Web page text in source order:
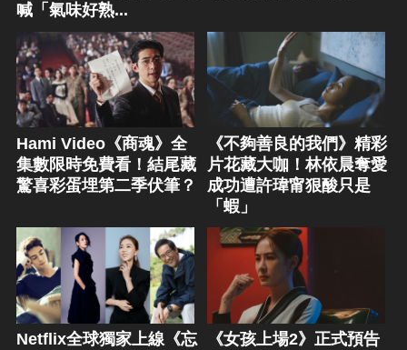
喊「氣味好熟...
Hami Video《商魂》全
集數限時免費看！結尾藏
驚喜彩蛋埋第二季伏筆？
《不夠善良的我們》精彩
片花藏大咖！林依晨奪愛
成功遭許瑋甯狠酸只是
「蝦」
Netflix全球獨家上線《忘
《女孩上場2》正式預告